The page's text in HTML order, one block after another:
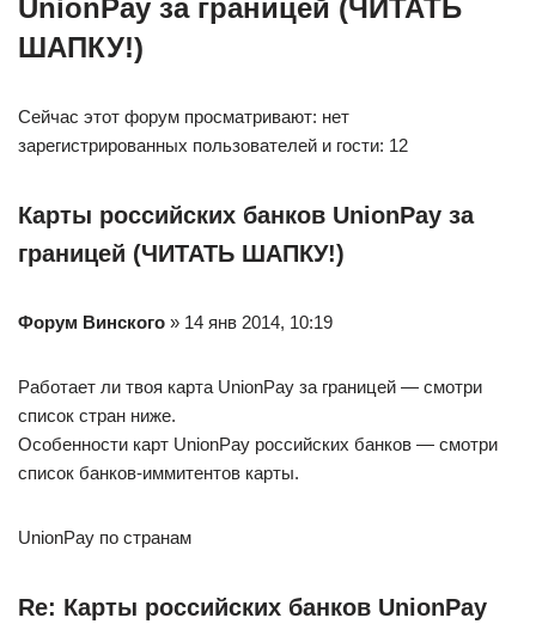
UnionPay за границей (ЧИТАТЬ
ШАПКУ!)
Сейчас этот форум просматривают: нет
зарегистрированных пользователей и гости: 12
Карты российских банков UnionPay за
границей (ЧИТАТЬ ШАПКУ!)
Форум Винского » 14 янв 2014, 10:19
Работает ли твоя карта UnionPay за границей — смотри
список стран ниже.
Особенности карт UnionPay российских банков — смотри
список банков-иммитентов карты.
UnionPay по странам
Re: Карты российских банков UnionPay